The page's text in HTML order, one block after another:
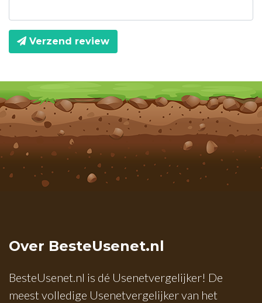
Verzend review
Over BesteUsenet.nl
BesteUsenet.nl is dé Usenetvergelijker! De
meest volledige Usenetvergelijker van het